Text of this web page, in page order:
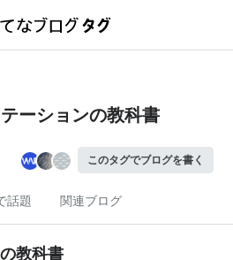
ーションの教科書
このタグでブログを書く
話題 関連ブログ
教科書